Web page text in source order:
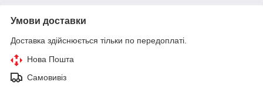
Умови доставки
Доставка здійснюється тільки по передоплаті.
Нова Пошта
Самовивіз